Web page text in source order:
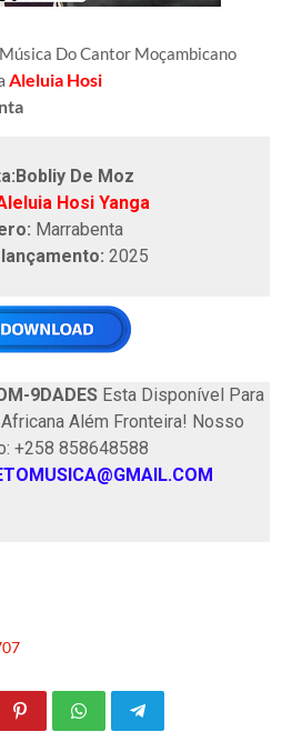
Do Cantor Moçambicano
Aleluia Hosi
De Moz
Hosi Yanga
Marrabenta
2025
9DADES Esta Disponível Para
Além Fronteira! Nosso
+258 858648588